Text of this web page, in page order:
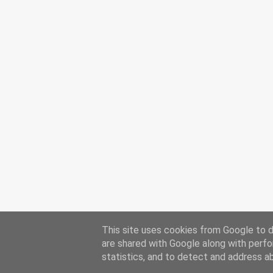
This site uses cookies from Google to
are shared with Google along with
statistics, and to detect and address